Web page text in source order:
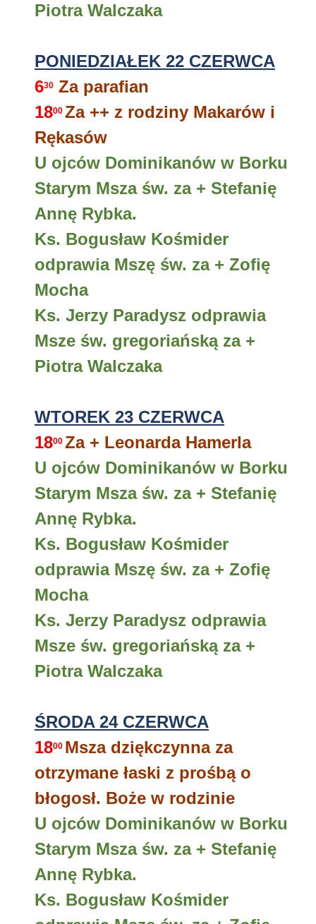
Piotra Walczaka
PONIEDZIAŁEK 22 CZERWCA
630 Za parafian
1800 Za ++ z rodziny Makarów i
Rękasów
U ojców Dominikanów w Borku
Starym Msza św. za + Stefanię
Annę Rybka.
Ks. Bogusław Kośmider
odprawia Mszę św. za + Zofię
Mocha
Ks. Jerzy Paradysz odprawia
Msze św. gregoriańską za +
Piotra Walczaka
WTOREK 23 CZERWCA
1800 Za + Leonarda Hamerla
U ojców Dominikanów w Borku
Starym Msza św. za + Stefanię
Annę Rybka.
Ks. Bogusław Kośmider
odprawia Mszę św. za + Zofię
Mocha
Ks. Jerzy Paradysz odprawia
Msze św. gregoriańską za +
Piotra Walczaka
ŚRODA 24 CZERWCA
1800 Msza dziękczynna za
otrzymane łaski z prośbą o
błogosł. Boże w rodzinie
U ojców Dominikanów w Borku
Starym Msza św. za + Stefanię
Annę Rybka.
Ks. Bogusław Kośmider